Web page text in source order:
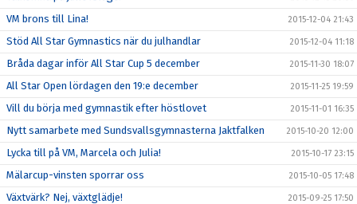
VM brons till Lina! 2015-12-04 21:43
Stöd All Star Gymnastics när du julhandlar 2015-12-04 11:18
Bråda dagar inför All Star Cup 5 december 2015-11-30 18:07
All Star Open lördagen den 19:e december 2015-11-25 19:59
Vill du börja med gymnastik efter höstlovet 2015-11-01 16:35
Nytt samarbete med Sundsvallsgymnasterna Jaktfalken 2015-10-20 12:00
Lycka till på VM, Marcela och Julia! 2015-10-17 23:15
Mälarcup-vinsten sporrar oss 2015-10-05 17:48
Växtvärk? Nej, växtglädje! 2015-09-25 17:50